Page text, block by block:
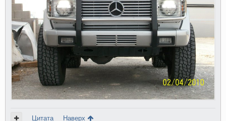
Цитата Наверх